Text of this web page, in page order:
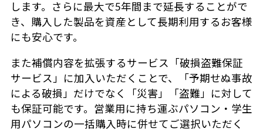
します。さらに最大で5年間まで延長することがで
き、購入した製品を資産として長期利用するお客様
にも安心です。
また補償内容を拡張するサービス「破損盗難保証
サービス」に加入いただくことで、「予期せぬ事故
による破損」だけでなく「災害」「盗難」に対して
も保証可能です。営業用に持ち運ぶパソコン・学生
用パソコンの一括購入時に併せてご選択いただく